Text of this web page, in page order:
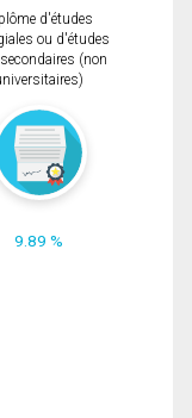
d'études
ou d'études
(non
9.89 %